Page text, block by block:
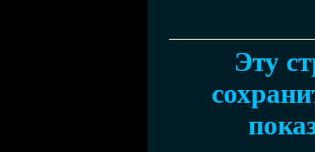
Эту